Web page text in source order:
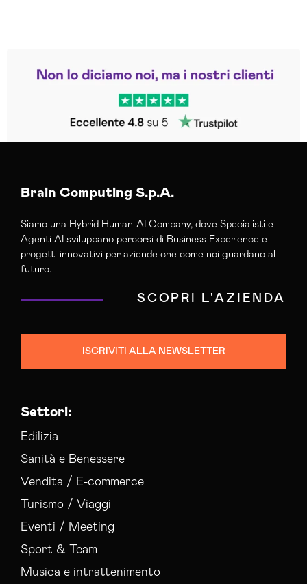
Trustpilot
Brain Computing S.p.A.
Siamo una Hybrid Human-AI Company, dove Specialisti e
Agenti AI sviluppano percorsi di Business Experience e
progetti innovativi per aziende che come noi guardano al
futuro.
SCOPRI L'AZIENDA
ISCRIVITI ALLA NEWSLETTER
Settori:
Edilizia
Sanità e Benessere
Vendita / E-commerce
Turismo / Viaggi
Eventi / Meeting
Sport & Team
Musica e intrattenimento